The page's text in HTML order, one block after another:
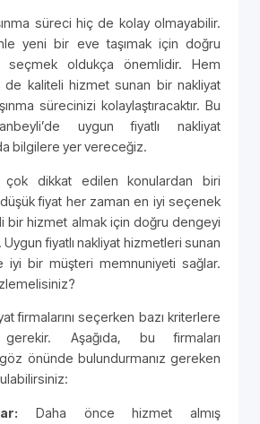
süreci hiç de kolay olmayabilir.
yeni bir eve taşımak için doğru
seçmek oldukça önemlidir. Hem
de kaliteli hizmet sunan bir nakliyat
sürecinizi kolaylaştıracaktır. Bu
uygun fiyatlı nakliyat
bilgilere yer vereceğiz.
çok dikkat edilen konulardan biri
düşük fiyat her zaman en iyi seçenek
bir hizmet almak için doğru dengeyi
fiyatlı nakliyat hizmetleri sunan
iyi bir müşteri memnuniyeti sağlar.
firmalarını seçerken bazı kriterlere
Aşağıda, bu firmaları
önünde bulundurmanız gereken
Daha önce hizmet almış